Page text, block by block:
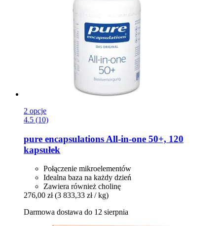
2 opcje
4.5 (10)
pure encapsulations All-​in-​one 50+, 120
kapsułek
Połączenie mikroelementów
Idealna baza na każdy dzień
Zawiera również cholinę
276,00 zł (3 833,33 zł / kg)
Darmowa dostawa do 12 sierpnia